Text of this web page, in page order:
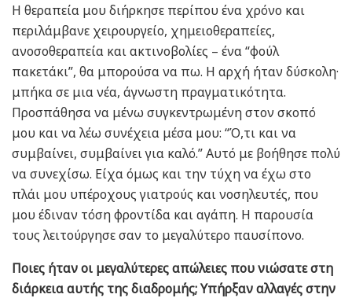
Η θεραπεία μου διήρκησε περίπου ένα χρόνο και
περιλάμβανε χειρουργείο, χημειοθεραπείες,
ανοσοθεραπεία και ακτινοβολίες – ένα “φούλ
πακετάκι”, θα μπορούσα να πω. Η αρχή ήταν δύσκολη·
μπήκα σε μια νέα, άγνωστη πραγματικότητα.
Προσπάθησα να μένω συγκεντρωμένη στον σκοπό
μου και να λέω συνέχεια μέσα μου: “Ό,τι και να
συμβαίνει, συμβαίνει για καλό.” Αυτό με βοήθησε πολύ
να συνεχίσω. Είχα όμως και την τύχη να έχω στο
πλάι μου υπέροχους γιατρούς και νοσηλευτές, που
μου έδιναν τόση φροντίδα και αγάπη. Η παρουσία
τους λειτούργησε σαν το μεγαλύτερο παυσίπονο.
Ποιες ήταν οι μεγαλύτερες απώλειες που νιώσατε στη
διάρκεια αυτής της διαδρομής;Υπήρξαν αλλαγές στην